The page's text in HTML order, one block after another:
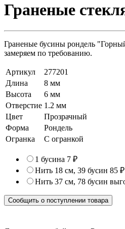
Граненые
Граненые бусины рондель
замеряем по требованию.
Артикул
277201
Длина
8 мм
Высота
6 мм
Отверстие 1.2 мм
Цвет
Прозрачный
Форма
Рондель
Огранка
С огранкой
1 бусина 7 ₽
Нить 18 см, 39 бусин 85 ₽
Нить 37 см, 78 бусин
Сообщить о поступлении товара